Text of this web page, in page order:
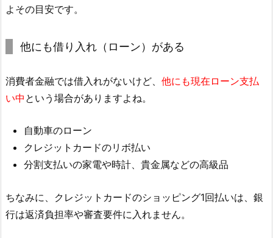
よその目安です。
他にも借り入れ（ローン）がある
消費者金融では借入れがないけど、 他にも現在ローン支払
い中 という場合がありますよね。
自動車のローン
クレジットカードのリボ払い
分割支払いの家電や時計、貴金属などの高級品
ちなみに、クレジットカードのショッピング1回払いは、銀
行は返済負担率や審査要件に入れません。